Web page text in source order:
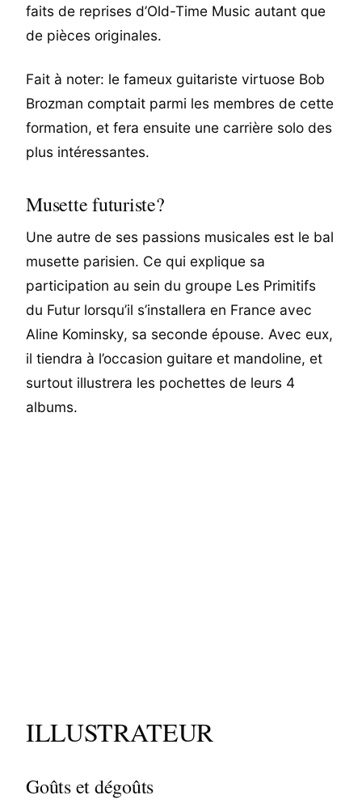
faits de reprises d’Old-Time Music autant que
de pièces originales.
Fait à noter: le fameux guitariste virtuose Bob
Brozman comptait parmi les membres de cette
formation, et fera ensuite une carrière solo des
plus intéressantes.
Musette futuriste?
Une autre de ses passions musicales est le bal
musette parisien. Ce qui explique sa
participation au sein du groupe Les Primitifs
du Futur lorsqu’il s’installera en France avec
Aline Kominsky, sa seconde épouse. Avec eux,
il tiendra à l’occasion guitare et mandoline, et
surtout illustrera les pochettes de leurs 4
albums.
ILLUSTRATEUR
Goûts et dégoûts